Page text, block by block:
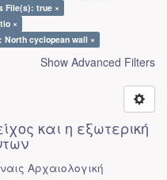
File(s): true ×
×
North cyclopean wall ×
Show Advanced Filters
και η εξωτερική
Αρχαιολογική